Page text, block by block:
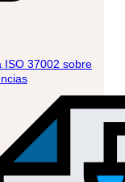
ISO 37002 sobre